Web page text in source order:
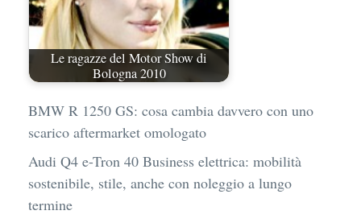
Le ragazze del Motor Show di
Bologna 2010
BMW R 1250 GS: cosa cambia davvero con uno
scarico aftermarket omologato
Audi Q4 e-Tron 40 Business elettrica: mobilità
sostenibile, stile, anche con noleggio a lungo
termine